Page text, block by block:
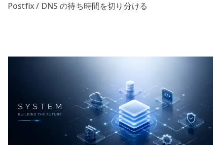
Postfix / DNS の待ち時間を切り分ける